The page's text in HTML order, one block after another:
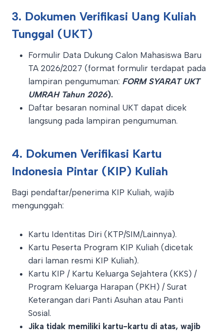
3. Dokumen Verifikasi Uang Kuliah
Tunggal (UKT)
Formulir Data Dukung Calon Mahasiswa Baru
TA 2026/2027 (format formulir terdapat pada
lampiran pengumuman: FORM SYARAT UKT
UMRAH Tahun 2026).
Daftar besaran nominal UKT dapat dicek
langsung pada lampiran pengumuman.
4. Dokumen Verifikasi Kartu
Indonesia Pintar (KIP) Kuliah
Bagi pendaftar/penerima KIP Kuliah, wajib
mengunggah:
Kartu Identitas Diri (KTP/SIM/Lainnya).
Kartu Peserta Program KIP Kuliah (dicetak
dari laman resmi KIP Kuliah).
Kartu KIP / Kartu Keluarga Sejahtera (KKS) /
Program Keluarga Harapan (PKH) / Surat
Keterangan dari Panti Asuhan atau Panti
Sosial.
Jika tidak memiliki kartu-kartu di atas, wajib